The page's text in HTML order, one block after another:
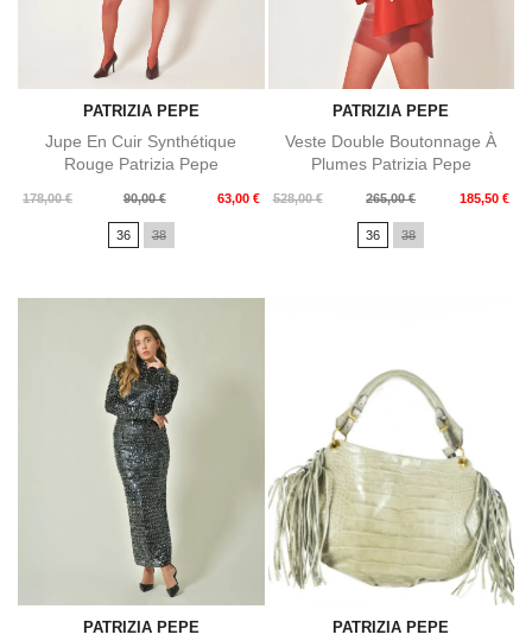
PATRIZIA PEPE
Jupe En Cuir Synthétique
Rouge Patrizia Pepe
178,00 €
Prix
90,00 € 63,00 €
Prix
36 38
PATRIZIA PEPE
Veste Double Boutonnage À
Plumes Patrizia Pepe
528,00 €
Prix
265,00 € 185,50 €
Prix
36 38
PATRIZIA PEPE PATRIZIA PEPE